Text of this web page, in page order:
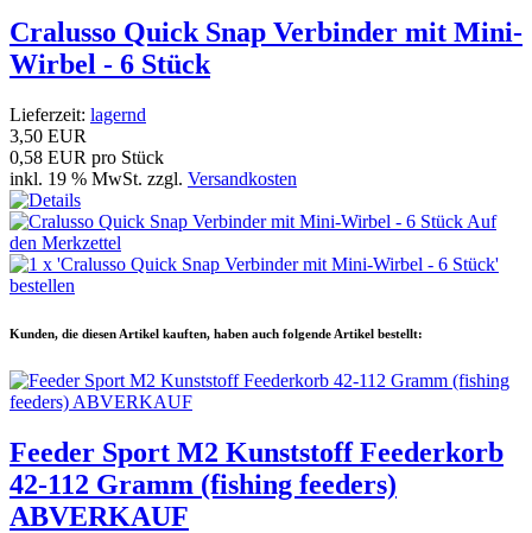
Cralusso Quick Snap Verbinder mit Mini-
Wirbel - 6 Stück
Lieferzeit: lagernd
3,50 EUR
0,58 EUR pro Stück
inkl. 19 % MwSt. zzgl. Versandkosten
Kunden, die diesen Artikel kauften, haben auch folgende Artikel bestellt:
Feeder Sport M2 Kunststoff Feederkorb
42-112 Gramm (fishing feeders)
ABVERKAUF